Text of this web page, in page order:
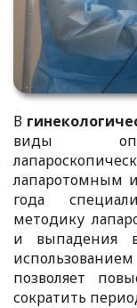
В
виды
лапаротомным
года
методику
и выпадения
позволяет
сократить